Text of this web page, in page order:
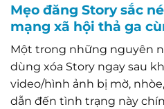
Mẹo đăng Story sắc
mạng xã hội thả ga
Một trong những nguyên
dùng xóa Story ngay sau
video/hình ảnh bị mờ,
dẫn đến tình trạng này